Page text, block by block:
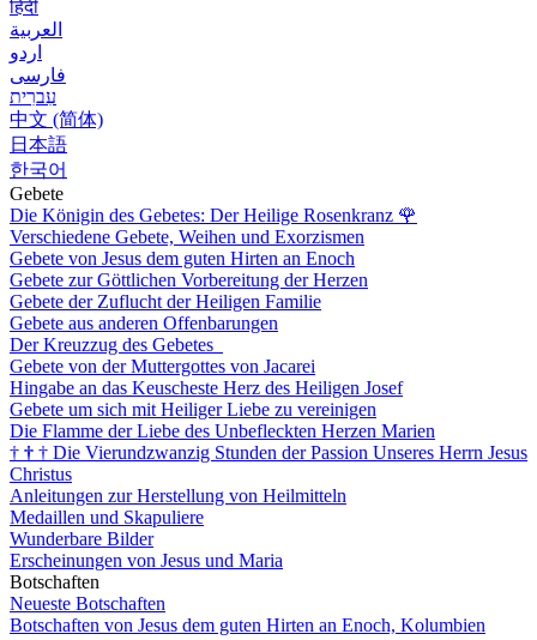
हिंदी
العربية
اردو
فارسی
עִברִית
中文 (简体)
日本語
한국어
Gebete
Die Königin des Gebetes: Der Heilige Rosenkranz 🌹
Verschiedene Gebete, Weihen und Exorzismen
Gebete von Jesus dem guten Hirten an Enoch
Gebete zur Göttlichen Vorbereitung der Herzen
Gebete der Zuflucht der Heiligen Familie
Gebete aus anderen Offenbarungen
Der Kreuzzug des Gebetes
Gebete von der Muttergottes von Jacarei
Hingabe an das Keuscheste Herz des Heiligen Josef
Gebete um sich mit Heiliger Liebe zu vereinigen
Die Flamme der Liebe des Unbefleckten Herzen Marien
† † † Die Vierundzwanzig Stunden der Passion Unseres Herrn Jesus
Christus
Anleitungen zur Herstellung von Heilmitteln
Medaillen und Skapuliere
Wunderbare Bilder
Erscheinungen von Jesus und Maria
Botschaften
Neueste Botschaften
Botschaften von Jesus dem guten Hirten an Enoch, Kolumbien